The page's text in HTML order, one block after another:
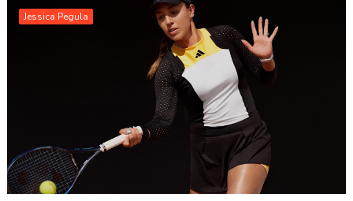
Jessica Pegula